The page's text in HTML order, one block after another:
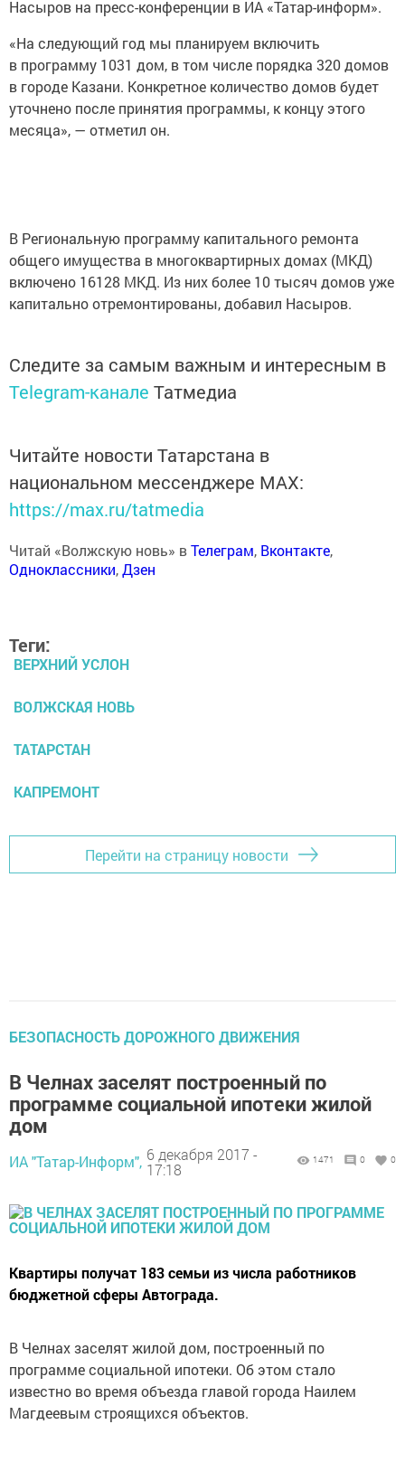
Насыров на пресс-конференции в ИА «Татар-информ».
«На следующий год мы планируем включить
в программу 1031 дом, в том числе порядка 320 домов
в городе Казани. Конкретное количество домов будет
уточнено после принятия программы, к концу этого
месяца», — отметил он.
В Региональную программу капитального ремонта
общего имущества в многоквартирных домах (МКД)
включено 16128 МКД. Из них более 10 тысяч домов уже
капитально отремонтированы, добавил Насыров.
Следите за самым важным и интересным в
Telegram-канале Татмедиа
Читайте новости Татарстана в
национальном мессенджере MАХ:
https://max.ru/tatmedia
Читай «Волжскую новь» вТелеграм, Вконтакте,
Одноклассники,Дзен
Теги:
ВЕРХНИЙ УСЛОН
ВОЛЖСКАЯ НОВЬ
ТАТАРСТАН
КАПРЕМОНТ
Перейти на страницу новости
БЕЗОПАСНОСТЬ ДОРОЖНОГО ДВИЖЕНИЯ
В Челнах заселят построенный по
программе социальной ипотеки жилой
дом
ИА "Татар-Информ", 6 декабря 2017 -
17:18
1471 0 0
Квартиры получат 183 семьи из числа работников
бюджетной сферы Автограда.
В Челнах заселят жилой дом, построенный по
программе социальной ипотеки. Об этом стало
известно во время объезда главой города Наилем
Магдеевым строящихся объектов.